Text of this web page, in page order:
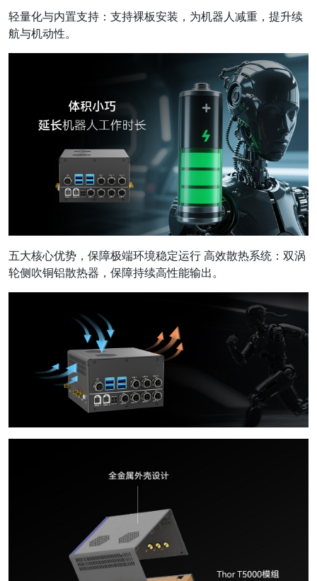
轻量化与内置支持：支持裸板安装，为机器人减重，提升续
航与机动性。
五大核心优势，保障极端环境稳定运行 高效散热系统：双涡
轮侧吹铜铝散热器，保障持续高性能输出。